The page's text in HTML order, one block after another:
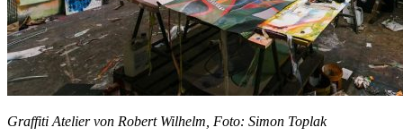
Graffiti Atelier von Robert Wilhelm, Foto: Simon Toplak